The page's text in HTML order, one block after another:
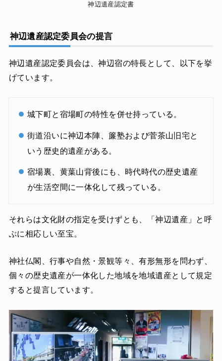
神辺遺産認定書
神辺遺産認定委員会の提言
神辺遺産認定委員会は、神辺宿の特長として、以下を挙
げています。
城下町と宿場町の特性を併せ持っている。
街道沿いに神辺本陣、簾塾および菅茶山旧宅と
いう歴史的遺産がある。
宿場裏、黄葉山背後にも、時代時代の歴史遺産
が生活空間に一体化して残っている。
それらは文化財の指定を受けずとも、「神辺遺産」と呼
ぶに相応しい至宝。
神社仏閣、行事や自然・景観等々、有形無形を問わず、
個々の歴史遺産が一体化した地域を地域遺産として規定
すると提言しています。